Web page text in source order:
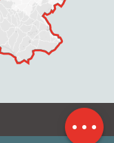
Description
Contacter par
email